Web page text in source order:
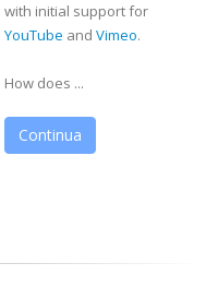
with initial support for
YouTube and Vimeo.
How does ...
Continua